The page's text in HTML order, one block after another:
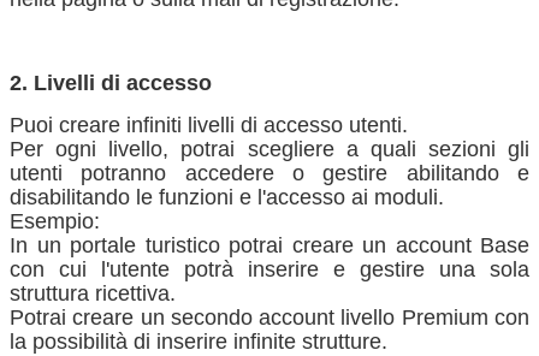
2. Livelli di accesso
Puoi creare infiniti livelli di accesso utenti.
Per ogni livello, potrai scegliere a quali sezioni gli
utenti potranno accedere o gestire abilitando e
disabilitando le funzioni e l'accesso ai moduli.
Esempio:
In un portale turistico potrai creare un account Base
con cui l'utente potrà inserire e gestire una sola
struttura ricettiva.
Potrai creare un secondo account livello Premium con
la possibilità di inserire infinite strutture.